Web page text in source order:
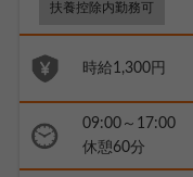
扶養控除内勤務可
時給1,300円
09:00～17:00
休憩60分